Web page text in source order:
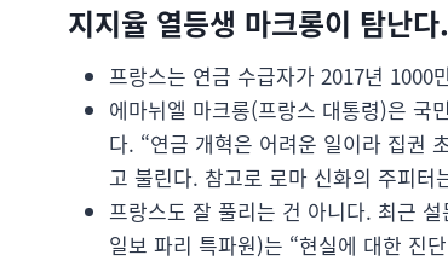
지지율 열등생 마크롱이 탐난다.
프랑스는 연금 수급자가 2017년 1000
에마뉘엘 마크롱(프랑스 대통령)은 국
다. “연금 개혁은 어려운 일이라 집권
고 불린다. 참고로 로마 신화의 주피
프랑스도 잘 풀리는 건 아니다. 최근
일보 파리 특파원)는 “현실에 대한 진